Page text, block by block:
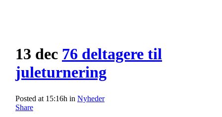
13 dec 76 deltagere til
juleturnering
Posted at 15:16h in Nyheder
Share